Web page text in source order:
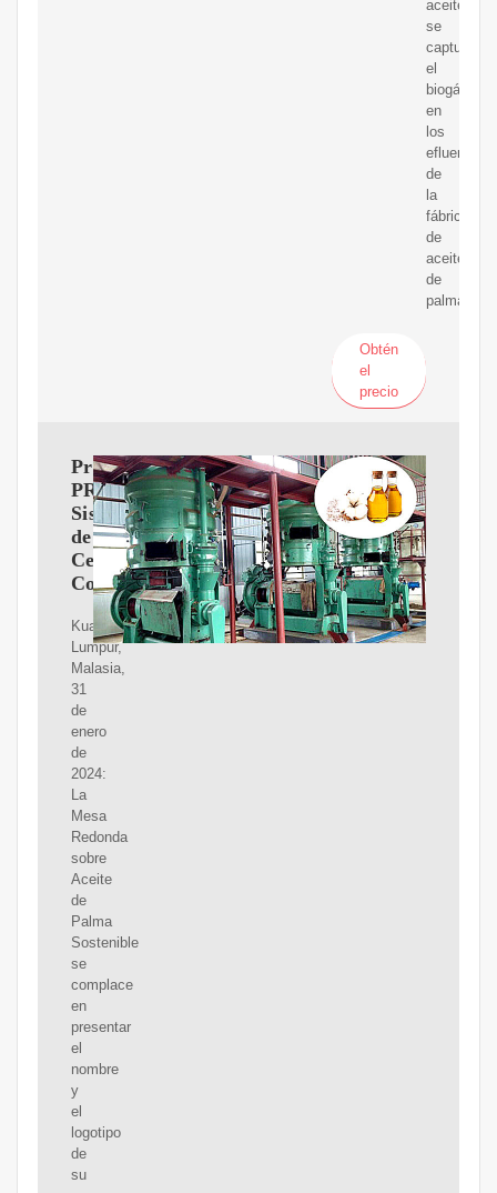
aceitesi
se
captura
el
biogás
en
los
efluentes
de
la
fábrica
de
aceite
de
palma.
Obtén
el
precio
Presentamos
PRISMA:
Sistema
de
Certificación,
Comercio
Kuala
Lumpur,
Malasia,
31
de
enero
de
2024:
La
Mesa
Redonda
sobre
Aceite
de
Palma
Sostenible
se
complace
en
presentar
el
nombre
y
el
logotipo
de
su